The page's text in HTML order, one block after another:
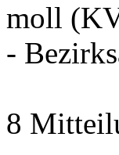
moll
-
8